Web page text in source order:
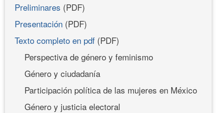
Preliminares (PDF)
Presentación (PDF)
Texto completo en pdf (PDF)
Perspectiva de género y feminismo
Género y ciudadanía
Participación política de las mujeres en México
Género y justicia electoral